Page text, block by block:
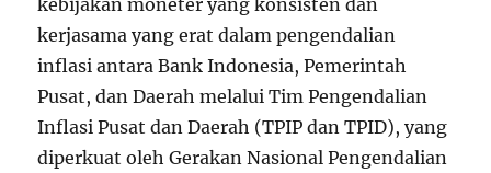
kebijakan moneter yang konsisten dan
kerjasama yang erat dalam pengendalian
inflasi antara Bank Indonesia, Pemerintah
Pusat, dan Daerah melalui Tim Pengendalian
Inflasi Pusat dan Daerah (TPIP dan TPID), yang
diperkuat oleh Gerakan Nasional Pengendalian